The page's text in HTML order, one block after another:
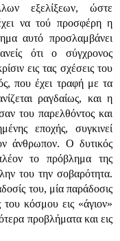
εξελίξεων, ώστε
να τού προσφέρη η
αυτό προσλαμβάνει
ότι ο σύγχρονος
εις τας σχέσεις του
που έχει τραφή με τα
ραγδαίως, και η
του παρελθόντος και
εποχής, συγκινεί
άνθρωπον. Ο δυτικός
πλέον το πρόβλημα της
του την σοβαρότητα.
του, μία παράδοσις
κόσμου εις «άγιον»
προβλήματα και εις